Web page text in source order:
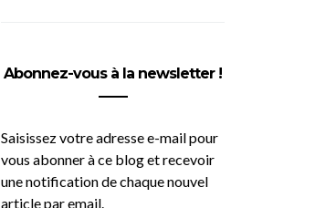
Abonnez-vous à la newsletter !
Saisissez votre adresse e-mail pour
vous abonner à ce blog et recevoir
une notification de chaque nouvel
article par email.